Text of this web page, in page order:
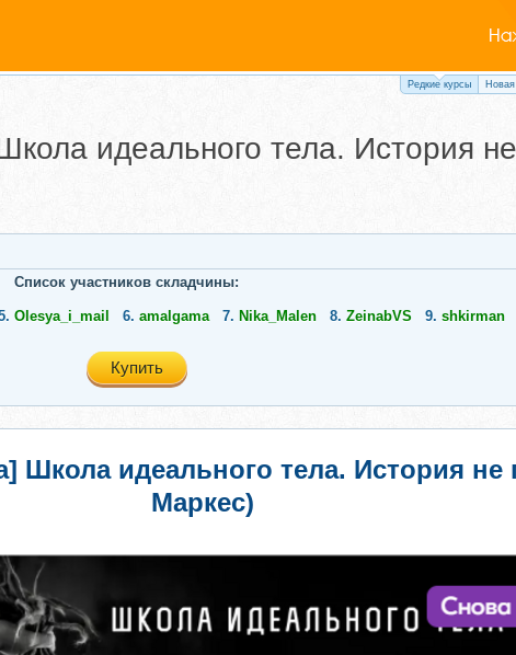
Редкие курсы Новая
идеального тела. История
Список участников складчины:
Olesya_i_mail 6. amalgama 7. Nika_Malen 8. ZeinabVS 9. shkirman
Купить
Школа идеального тела. История не
Маркес)